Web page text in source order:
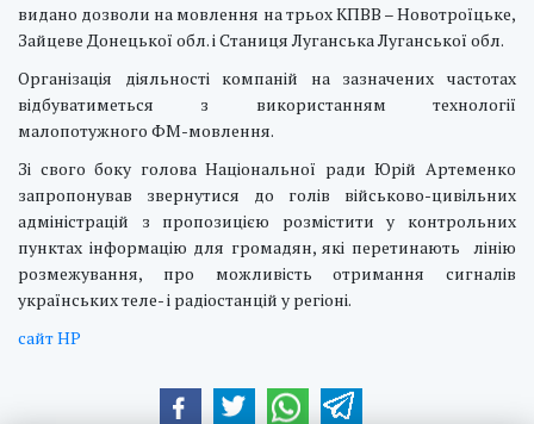
видано дозволи на мовлення на трьох КПВВ – Новотроїцьке,
Зайцеве Донецької обл. і Станиця Луганська Луганської обл.
Організація діяльності компаній на зазначених частотах
відбуватиметься з використанням технології
малопотужного ФМ-мовлення.
Зі свого боку голова Національної ради Юрій Артеменко
запропонував звернутися до голів військово-цивільних
адміністрацій з пропозицією розмістити у контрольних
пунктах інформацію для громадян, які перетинають лінію
розмежування, про можливість отримання сигналів
українських теле- і радіостанцій у регіоні.
сайт НР